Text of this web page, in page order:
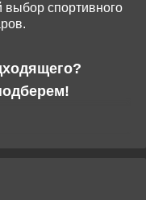
спортивного